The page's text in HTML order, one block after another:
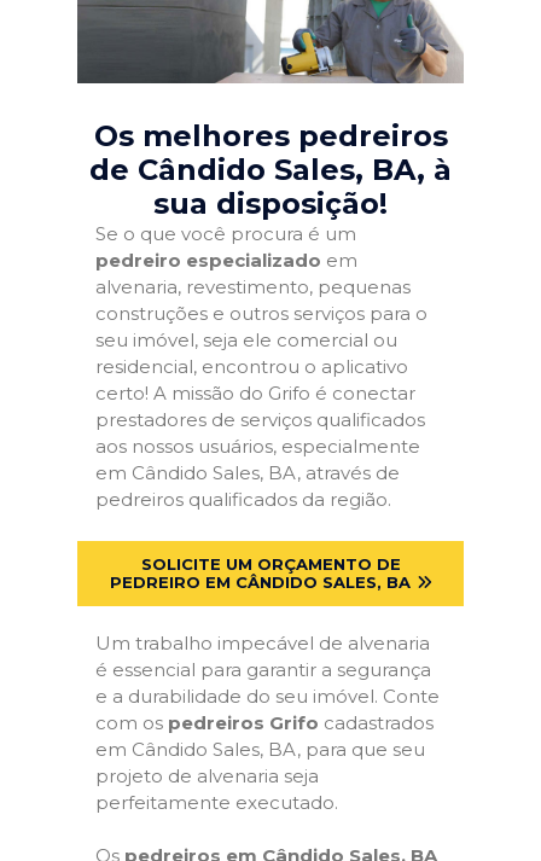
Os melhores pedreiros
de Cândido Sales, BA, à
sua disposição!
Se o que você procura é um
pedreiro especializado em
alvenaria, revestimento, pequenas
construções e outros serviços para o
seu imóvel, seja ele comercial ou
residencial, encontrou o aplicativo
certo! A missão do Grifo é conectar
prestadores de serviços qualificados
aos nossos usuários, especialmente
em Cândido Sales, BA, através de
pedreiros qualificados da região.
SOLICITE UM ORÇAMENTO DE
PEDREIRO EM CÂNDIDO SALES, BA
Um trabalho impecável de alvenaria
é essencial para garantir a segurança
e a durabilidade do seu imóvel. Conte
com os pedreiros Grifo cadastrados
em Cândido Sales, BA, para que seu
projeto de alvenaria seja
perfeitamente executado.
Os pedreiros em Cândido Sales, BA